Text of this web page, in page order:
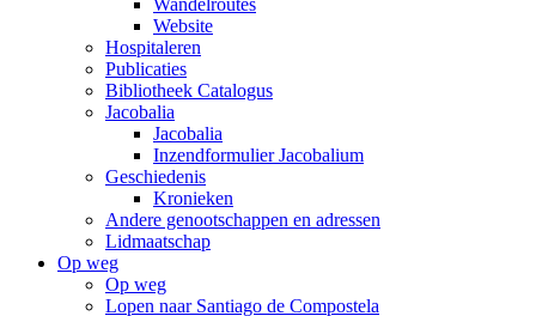
Wandelroutes
Website
Hospitaleren
Publicaties
Bibliotheek Catalogus
Jacobalia
Jacobalia
Inzendformulier Jacobalium
Geschiedenis
Kronieken
Andere genootschappen en adressen
Lidmaatschap
Op weg
Op weg
Lopen naar Santiago de Compostela